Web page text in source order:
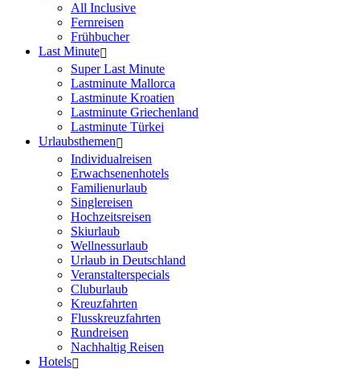
All Inclusive
Fernreisen
Frühbucher
Last Minute
Super Last Minute
Lastminute Mallorca
Lastminute Kroatien
Lastminute Griechenland
Lastminute Türkei
Urlaubsthemen
Individualreisen
Erwachsenenhotels
Familienurlaub
Singlereisen
Hochzeitsreisen
Skiurlaub
Wellnessurlaub
Urlaub in Deutschland
Veranstalterspecials
Cluburlaub
Kreuzfahrten
Flusskreuzfahrten
Rundreisen
Nachhaltig Reisen
Hotels